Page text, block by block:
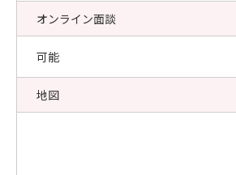
オンライン面談
可能
地図